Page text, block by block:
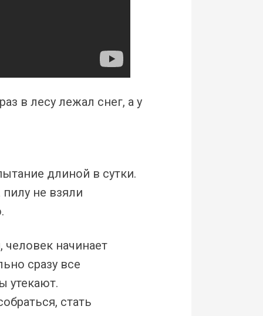
в лесу лежал снег, а у
длиной в сутки.
не взяли
человек начинает
сразу все
утекают.
стать